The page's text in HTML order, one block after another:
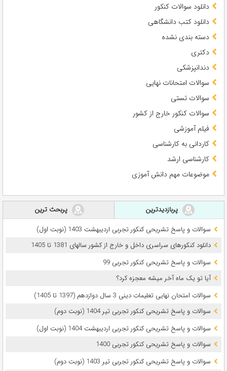
دانلود سوالات کنکور
دانلود کتب دانشگاهی
دسته بندی نشده
دکتری
دندانپزشکی
سوالات امتحانات نهایی
سوالات تستی
سوالات کنکور خارج از کشور
فیلم آموزشی
کاردانی به کارشناسی
کارشناسی ارشد
موضوعات مهم دانش آموزی
پربازدیدترین
پربحث ترین
سوالات و پاسخ تشریحی کنکور تجربی اردیبهشت 1403 (نوبت اول)
دانلود کنکورهای سراسری داخل و خارج از کشور سالهای 1381 تا 1405
سوالات و پاسخ تشریحی کنکور تجربی 99
آیا تو یک ماه آخر میشه معجزه کرد؟
سوالات امتحان نهایی تعلیمات دینی 3 سال دوازدهم (1397 تا 1405)
سوالات و پاسخ تشریحی کنکور تجربی تیر 1404 (نوبت دوم)
سوالات و پاسخ تشریحی کنکور تجربی اردیبهشت 1404 (نوبت اول)
سوالات و پاسخ تشریحی کنکور تجربی 1400
سوالات و پاسخ تشریحی کنکور تجربی تیر 1403 (نوبت دوم)